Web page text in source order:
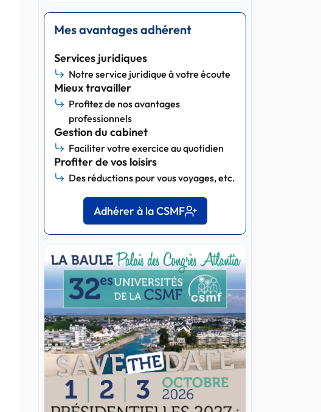
Mes avantages adhérent
Services juridiques
Notre service juridique à votre écoute
Mieux travailler
Profitez de nos avantages
professionnels
Gestion du cabinet
Faciliter votre exercice au quotidien
Profiter de vos loisirs
Des réductions pour vous voyages, etc.
Adhérer à la CSMF